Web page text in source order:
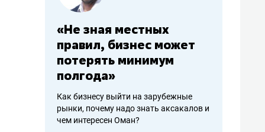
«Не зная местных
правил, бизнес может
потерять минимум
полгода»
Как бизнесу выйти на зарубежные
рынки, почему надо знать аксакалов и
чем интересен Оман?